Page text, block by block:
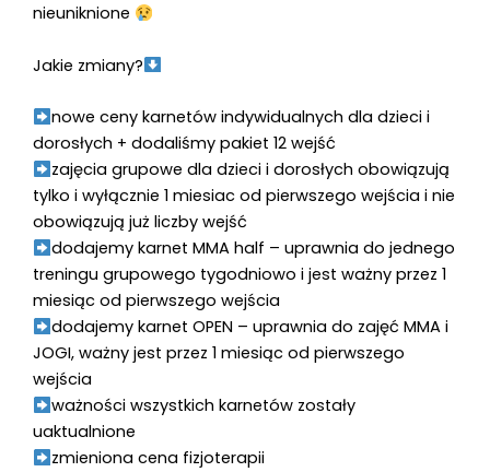
nieuniknione
Jakie zmiany?
nowe ceny karnetów indywidualnych dla dzieci i
dorosłych + dodaliśmy pakiet 12 wejść
zajęcia grupowe dla dzieci i dorosłych obowiązują
tylko i wyłącznie 1 miesiac od pierwszego wejścia i nie
obowiązują już liczby wejść
dodajemy karnet MMA half – uprawnia do jednego
treningu grupowego tygodniowo i jest ważny przez 1
miesiąc od pierwszego wejścia
dodajemy karnet OPEN – uprawnia do zajęć MMA i
JOGI, ważny jest przez 1 miesiąc od pierwszego
wejścia
ważności wszystkich karnetów zostały
uaktualnione
zmieniona cena fizjoterapii